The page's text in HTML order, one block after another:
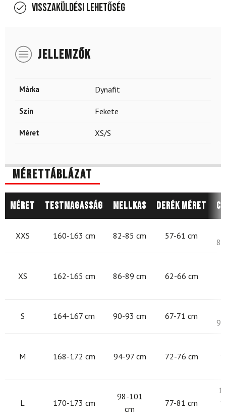
Visszaküldési lehetőség
JELLEMZŐK
Márka Dynafit
Szín Fekete
Méret XS/S
Mérettáblázat
Méret Testmagasság Mellkas Derék méret
XXS 160-163 cm 82-85 cm 57-61 cm
XS 162-165 cm 86-89 cm 62-66 cm
S 164-167 cm 90-93 cm 67-71 cm
M 168-172 cm 94-97 cm 72-76 cm
L 170-173 cm
98-101
cm
77-81 cm